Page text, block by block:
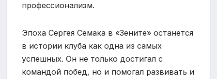
профессионализм.
Эпоха Сергея Семака в «Зените» останется
в истории клуба как одна из самых
успешных. Он не только достигал с
командой побед, но и помогал развивать и